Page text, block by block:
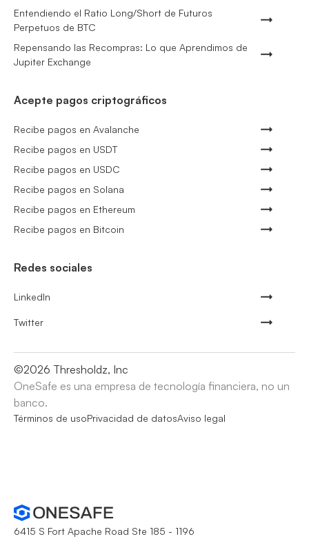
Entendiendo el Ratio Long/Short de Futuros
Perpetuos de BTC
Repensando las Recompras: Lo que Aprendimos de
Jupiter Exchange
Acepte pagos criptográficos
Recibe pagos en Avalanche
Recibe pagos en USDT
Recibe pagos en USDC
Recibe pagos en Solana
Recibe pagos en Ethereum
Recibe pagos en Bitcoin
Redes sociales
LinkedIn
Twitter
©2026 Thresholdz, Inc
OneSafe es una empresa de tecnología financiera, no un
banco.
Términos de usoPrivacidad de datosAviso legal
6415 S Fort Apache Road Ste 185 - 1196